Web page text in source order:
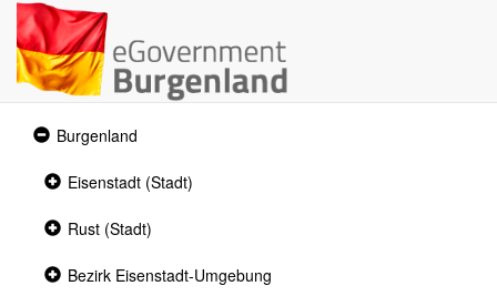
Expanded
section
Burgenland
Collapsed
Eisenstadt (Stadt)
Collapsed
section
Rust (Stadt)
Collapsed
Bezirk Eisenstadt-Umgebung